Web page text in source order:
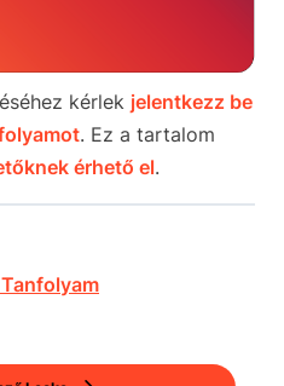
kérlek jelentkezz be
. Ez a tartalom
érhető el.